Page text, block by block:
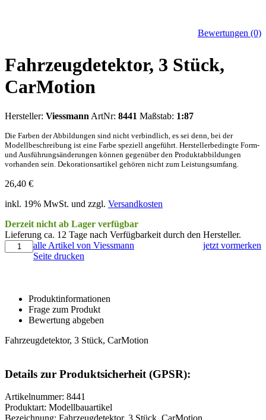
Bewertungen (0)
Fahrzeugdetektor, 3 Stück,
CarMotion
Hersteller: Viessmann ArtNr: 8441 Maßstab: 1:87
Die Farben der Abbildungen sind nicht verbindlich, es sei denn, bei der
Modellbeschreibung ist eine Farbe speziell angeführt. Herstellerbedingte Form-
und Ausführungsänderungen können gegenüber den Produktabbildungen
vorhanden sein. Dekorationsartikel gehören nicht zum Leistungsumfang.
26,40 €
inkl. 19% MwSt. und zzgl. Versandkosten
Derzeit nicht ab Lager verfügbar
Lieferung ca. 12 Tage nach Verfügbarkeit durch den Hersteller.
jetzt vormerken
alle Artikel von Viessmann
Seite drucken
Produktinformationen
Frage zum Produkt
Bewertung abgeben
Fahrzeugdetektor, 3 Stück, CarMotion
Details zur Produktsicherheit (GPSR):
Artikelnummer: 8441
Produktart: Modellbauartikel